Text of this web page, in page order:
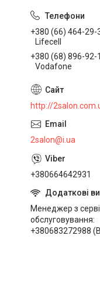
+380 (66) 464-29-
Lifecell
+380 (68) 896-92-
Vodafone
http://
2salon@i.ua
+380664642931
Менеджер з
обслуговування
+380683272988